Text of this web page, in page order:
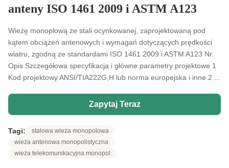
anteny ISO 1461 2009 i ASTM A123
Wieżę monoplową ze stali ocynkowanej, zaprojektowaną pod
kątem obciążeń antenowych i wymagań dotyczących prędkości
wiatru, zgodną ze standardami ISO 1461 2009 i ASTM A123 Nr.
Opis Szczegółowa specyfikacja i główne parametry projektowe 1
Kod projektowy ANSI/TIA222G,H lub norma europejska i inne 2 ...
Zapytaj Teraz
Tagi:
stalowa wieża monopolowa
wieża antenowa monopolistyczna
wieża telekomunikacyjna monopol